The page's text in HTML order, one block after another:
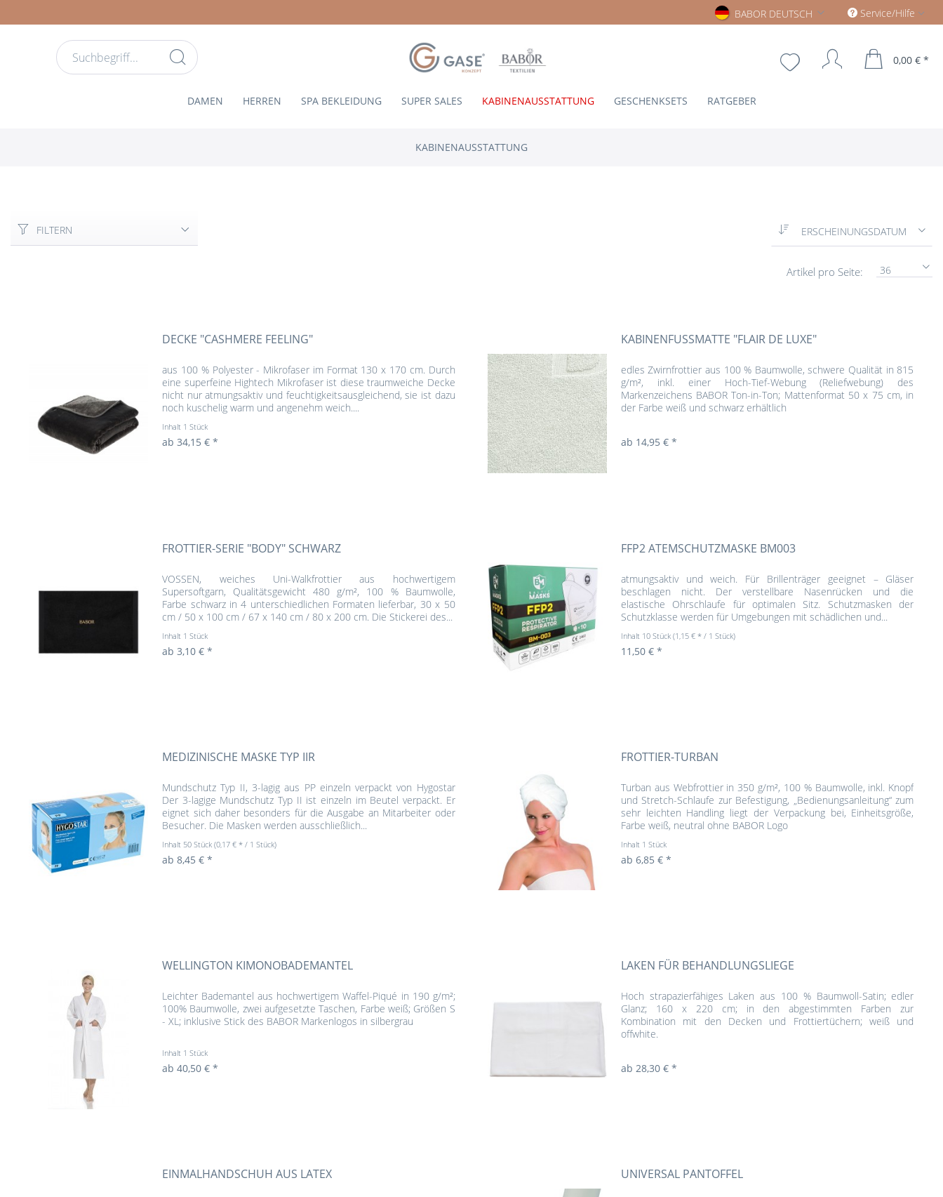
BABOR DEUTSCH Service/Hilfe
0,00 € *
DAMEN HERREN SPA BEKLEIDUNG SUPER SALES KABINENAUSSTATTUNG GESCHENKSETS RATGEBER
KABINENAUSSTATTUNG
FILTERN ERSCHEINUNGSDATUM
Artikel pro Seite: 36
DECKE "CASHMERE FEELING"
aus 100 % Polyester - Mikrofaser im Format 130 x 170 cm. Durch
eine superfeine Hightech Mikrofaser ist diese traumweiche Decke
nicht nur atmungsaktiv und feuchtigkeitsausgleichend, sie ist dazu
noch kuschelig warm und angenehm weich....
Inhalt 1 Stück
ab 34,15 € *
KABINENFUSSMATTE "FLAIR DE LUXE"
edles Zwirnfrottier aus 100 % Baumwolle, schwere Qualität in 815
g/m², inkl. einer Hoch-Tief-Webung (Reliefwebung) des
Markenzeichens BABOR Ton-in-Ton; Mattenformat 50 x 75 cm, in
der Farbe weiß und schwarz erhältlich
ab 14,95 € *
FROTTIER-SERIE "BODY" SCHWARZ
VOSSEN, weiches Uni-Walkfrottier aus hochwertigem
Supersoftgarn, Qualitätsgewicht 480 g/m², 100 % Baumwolle,
Farbe schwarz in 4 unterschiedlichen Formaten lieferbar, 30 x 50
cm / 50 x 100 cm / 67 x 140 cm / 80 x 200 cm. Die Stickerei des...
Inhalt 1 Stück
ab 3,10 € *
FFP2 ATEMSCHUTZMASKE BM003
atmungsaktiv und weich. Für Brillenträger geeignet – Gläser
beschlagen nicht. Der verstellbare Nasenrücken und die
elastische Ohrschlaufe für optimalen Sitz. Schutzmasken der
Schutzklasse werden für Umgebungen mit schädlichen und...
Inhalt 10 Stück (1,15 € * / 1 Stück)
11,50 € *
MEDIZINISCHE MASKE TYP IIR
Mundschutz Typ II, 3-lagig aus PP einzeln verpackt von Hygostar
Der 3-lagige Mundschutz Typ II ist einzeln im Beutel verpackt. Er
eignet sich daher besonders für die Ausgabe an Mitarbeiter oder
Besucher. Die Masken werden ausschließlich...
Inhalt 50 Stück(0,17 € * / 1 Stück)
ab 8,45 € *
FROTTIER-TURBAN
Turban aus Webfrottier in 350 g/m², 100 % Baumwolle, inkl. Knopf
und Stretch-Schlaufe zur Befestigung, „Bedienungsanleitung“ zum
sehr leichten Handling liegt der Verpackung bei, Einheitsgröße,
Farbe weiß, neutral ohne BABOR Logo
Inhalt 1 Stück
ab 6,85 € *
WELLINGTON KIMONOBADEMANTEL
Leichter Bademantel aus hochwertigem Waffel-Piqué in 190 g/m²;
100% Baumwolle, zwei aufgesetzte Taschen, Farbe weiß; Größen S
- XL; inklusive Stick des BABOR Markenlogos in silbergrau
Inhalt 1 Stück
ab 40,50 € *
LAKEN FÜR BEHANDLUNGSLIEGE
Hoch strapazierfähiges Laken aus 100 % Baumwoll-Satin; edler
Glanz; 160 x 220 cm; in den abgestimmten Farben zur
Kombination mit den Decken und Frottiertüchern; weiß und
offwhite.
ab 28,30 € *
EINMALHANDSCHUH AUS LATEX UNIVERSAL PANTOFFEL